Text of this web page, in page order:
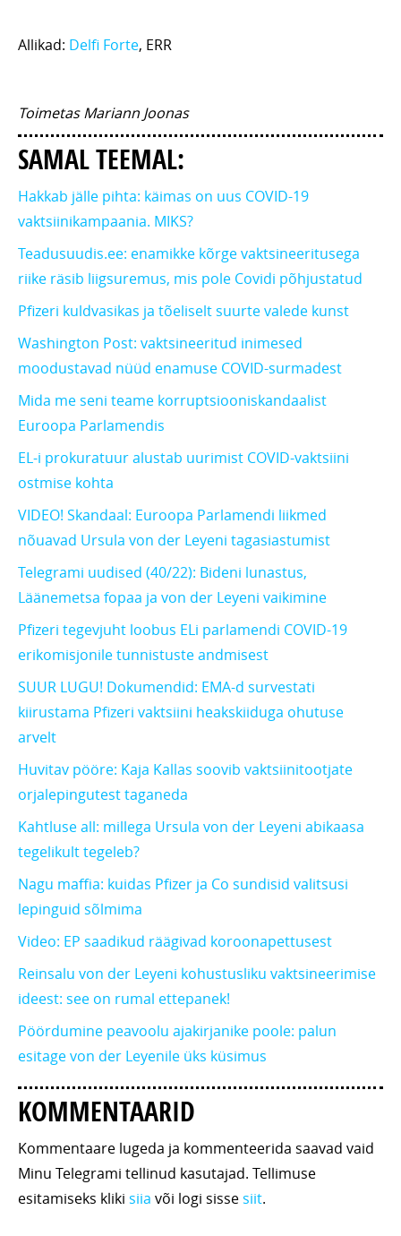
Allikad: Delfi Forte, ERR
Toimetas Mariann Joonas
SAMAL TEEMAL:
Hakkab jälle pihta: käimas on uus COVID-19
vaktsiinikampaania. MIKS?
Teadusuudis.ee: enamikke kõrge vaktsineeritusega
riike räsib liigsuremus, mis pole Covidi põhjustatud
Pfizeri kuldvasikas ja tõeliselt suurte valede kunst
Washington Post: vaktsineeritud inimesed
moodustavad nüüd enamuse COVID-surmadest
Mida me seni teame korruptsiooniskandaalist
Euroopa Parlamendis
EL-i prokuratuur alustab uurimist COVID-vaktsiini
ostmise kohta
VIDEO! Skandaal: Euroopa Parlamendi liikmed
nõuavad Ursula von der Leyeni tagasiastumist
Telegrami uudised (40/22): Bideni lunastus,
Läänemetsa fopaa ja von der Leyeni vaikimine
Pfizeri tegevjuht loobus ELi parlamendi COVID-19
erikomisjonile tunnistuste andmisest
SUUR LUGU! Dokumendid: EMA-d survestati
kiirustama Pfizeri vaktsiini heakskiiduga ohutuse
arvelt
Huvitav pööre: Kaja Kallas soovib vaktsiinitootjate
orjalepingutest taganeda
Kahtluse all: millega Ursula von der Leyeni abikaasa
tegelikult tegeleb?
Nagu maffia: kuidas Pfizer ja Co sundisid valitsusi
lepinguid sõlmima
Video: EP saadikud räägivad koroonapettusest
Reinsalu von der Leyeni kohustusliku vaktsineerimise
ideest: see on rumal ettepanek!
Pöördumine peavoolu ajakirjanike poole: palun
esitage von der Leyenile üks küsimus
KOMMENTAARID
Kommentaare lugeda ja kommenteerida saavad vaid
Minu Telegrami tellinud kasutajad. Tellimuse
esitamiseks kliki siia või logi sissesiit.